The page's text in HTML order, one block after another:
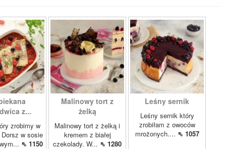
z...
zrobimy w
w sosie
⇖ 1150
Malinowy tort z
żelką
Malinowy tort z żelką i
kremem z białej
czekolady. W... ⇖ 1280
Leśny sernik
Leśny sernik który
zrobiłam z owoców
mrożonych.... ⇖ 1057